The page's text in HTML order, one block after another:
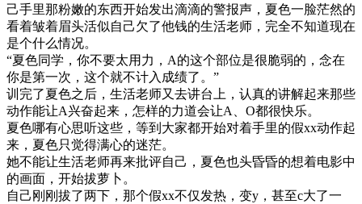
己手里那粉嫩的东西开始发出滴滴的警报声，夏色一脸茫然的
看着皱着眉头活似自己欠了他钱的生活老师，完全不知道现在
是个什么情况。
“夏色同学，你不要太用力，A的这个部位是很脆弱的，念在
你是第一次，这个就不计入成绩了。”
训完了夏色之后，生活老师又去讲台上，认真的讲解起来那些
动作能让A兴奋起来，怎样的力道会让A、O都很快乐。
夏色哪有心思听这些，等到大家都开始对着手里的假xx动作起
来，夏色只觉得满心的迷茫。
她不能让生活老师再来批评自己，夏色也头昏昏的想着电影中
的画面，开始拔萝卜。
自己刚刚拔了两下，那个假xx不仅发热，变y，甚至c大了一